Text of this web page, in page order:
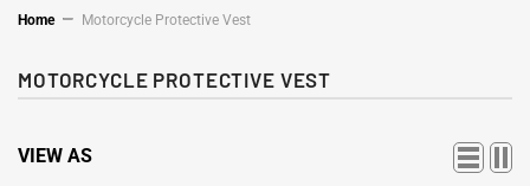
Home Motorcycle Protective Vest
MOTORCYCLE PROTECTIVE VEST
VIEW AS